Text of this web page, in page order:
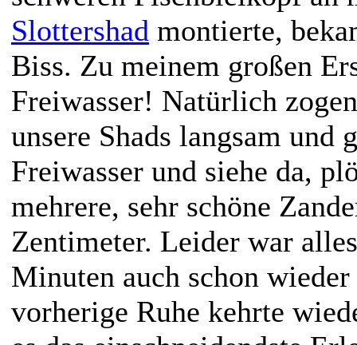
Slottershad montierte,
Biss. Zu meinem großen
Freiwasser! Natürlich
unsere Shads langsam und
Freiwasser und siehe da,
mehrere, sehr schöne
Zentimeter. Leider war
Minuten auch schon
vorherige Ruhe kehrte